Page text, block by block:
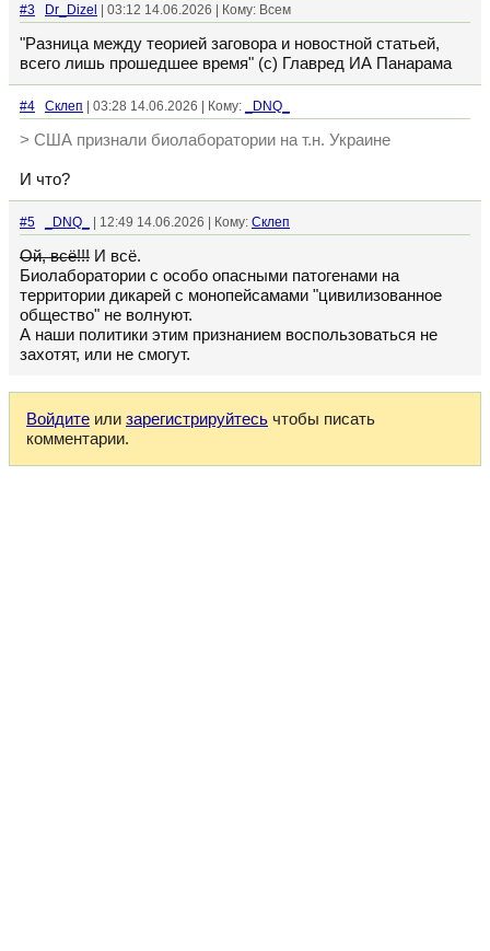
#3 Dr_Dizel | 03:12 14.06.2026 | Кому: Всем
"Разница между теорией заговора и новостной статьей,
всего лишь прошедшее время" (с) Главред ИА Панарама
#4 Склеп | 03:28 14.06.2026 | Кому: _DNQ_
> США признали биолаборатории на т.н. Украине
И что?
#5 _DNQ_ | 12:49 14.06.2026 | Кому: Склеп
Ой, всё!!! И всё.
Биолаборатории с особо опасными патогенами на
территории дикарей с монопейсамами "цивилизованное
общество" не волнуют.
А наши политики этим признанием воспользоваться не
захотят, или не смогут.
Войдите или зарегистрируйтесь чтобы писать
комментарии.